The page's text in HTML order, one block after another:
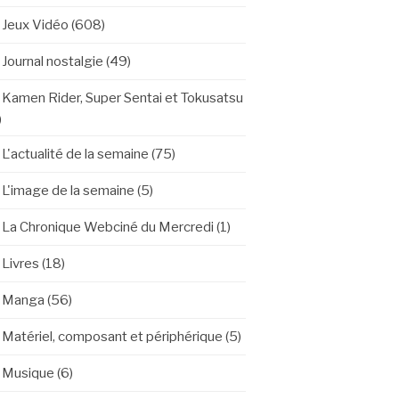
Jeux Vidéo (608)
Journal nostalgie (49)
Kamen Rider, Super Sentai et Tokusatsu
L'actualité de la semaine (75)
L'image de la semaine (5)
La Chronique Webciné du Mercredi (1)
Livres (18)
Manga (56)
Matériel, composant et périphérique (5)
Musique (6)